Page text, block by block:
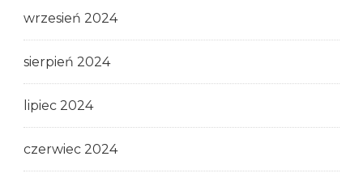
wrzesień 2024
sierpień 2024
lipiec 2024
czerwiec 2024